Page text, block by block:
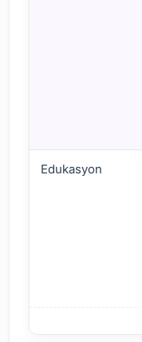
Edukasyon